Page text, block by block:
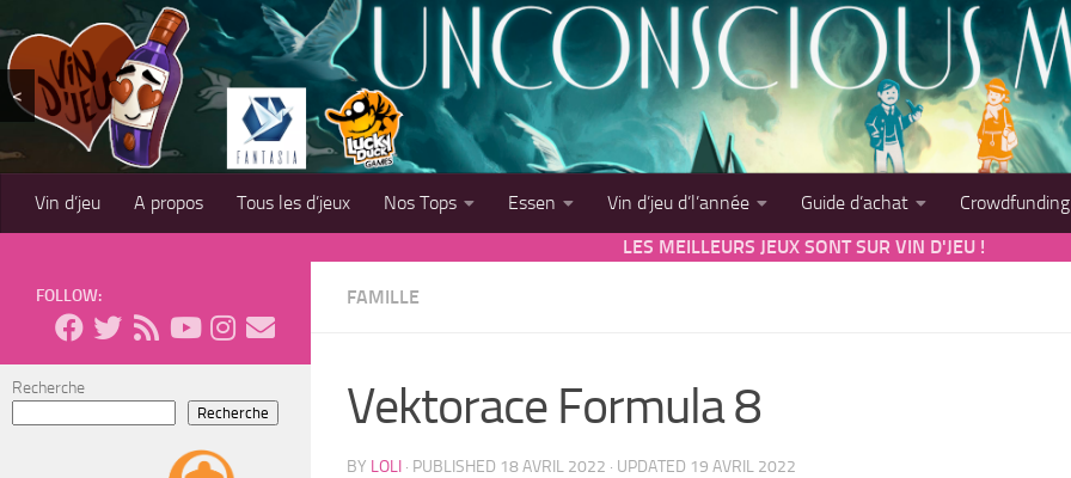
Skip to content
<
Vin d’jeu A propos Tous les d’jeux Nos Tops Essen Vin d’jeu d’l’année Guide d’achat Crowdfunding
LES MEILLEURS JEUX SONT SUR VIN D'JEU !
FAMILLE
Vektorace Formula 8
BY LOLI · PUBLISHED 18 AVRIL 2022 · UPDATED 19 AVRIL 2022
FOLLOW:
Recherche
Recherche